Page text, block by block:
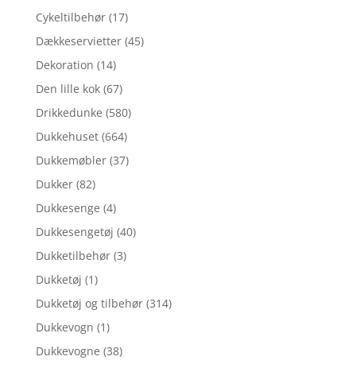
Cykeltilbehør (17)
Dækkeservietter (45)
Dekoration (14)
Den lille kok (67)
Drikkedunke (580)
Dukkehuset (664)
Dukkemøbler (37)
Dukker (82)
Dukkesenge (4)
Dukkesengetøj (40)
Dukketilbehør (3)
Dukketøj (1)
Dukketøj og tilbehør (314)
Dukkevogn (1)
Dukkevogne (38)